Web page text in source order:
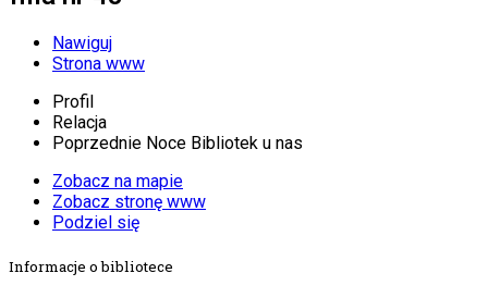
Nawiguj
Strona www
Profil
Relacja
Poprzednie Noce Bibliotek u nas
Zobacz na mapie
Zobacz stronę www
Podziel się
Informacje o bibliotece